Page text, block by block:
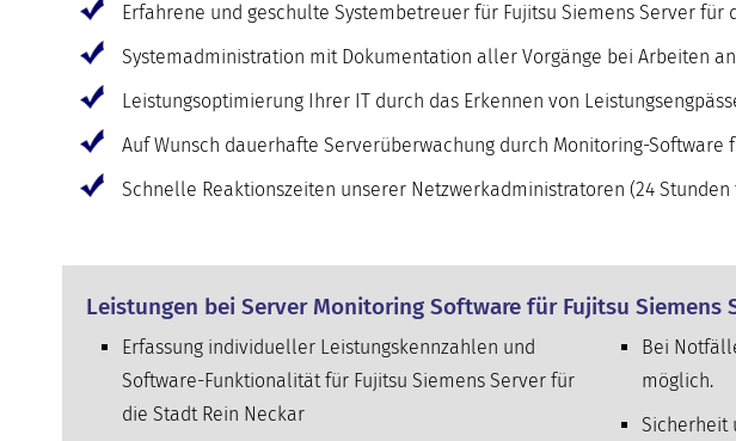
Erfahrene und geschulte Systembetreuer für Fujitsu Siemens Server für
Systemadministration mit Dokumentation aller Vorgänge bei Arbeiten
Leistungsoptimierung Ihrer IT durch das Erkennen von
Auf Wunsch dauerhafte Serverüberwachung durch Monitoring-Software
Schnelle Reaktionszeiten unserer Netzwerkadministratoren (24
Leistungen bei Server Monitoring Software für Fujitsu Siemens
Erfassung individueller Leistungskennzahlen und
Software-Funktionalität für Fujitsu Siemens Server für
die Stadt Rein Neckar
Bei
möglich.
Sicherheit